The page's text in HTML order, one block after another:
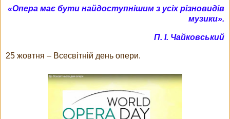
«Опера має бути найдоступнішим з усіх різновидів
музики».
П. І. Чайковський
25 жовтня – Всесвітній день опери.